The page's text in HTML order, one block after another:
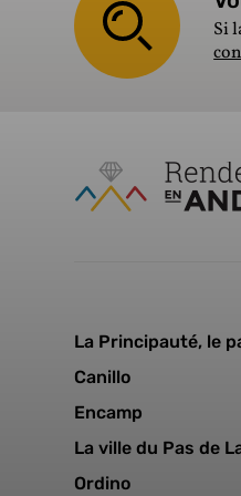
Si
La Principauté, le
Canillo
Encamp
La ville du Pas de
Ordino